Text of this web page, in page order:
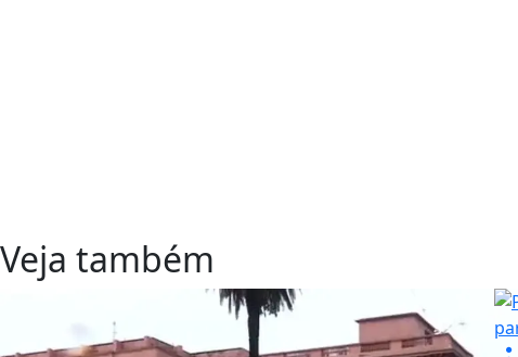
Veja também